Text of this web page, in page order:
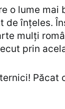
o lume mai
de înțeles.
mulți
prin